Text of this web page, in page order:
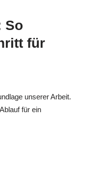
So
für
unserer Arbeit.
für ein